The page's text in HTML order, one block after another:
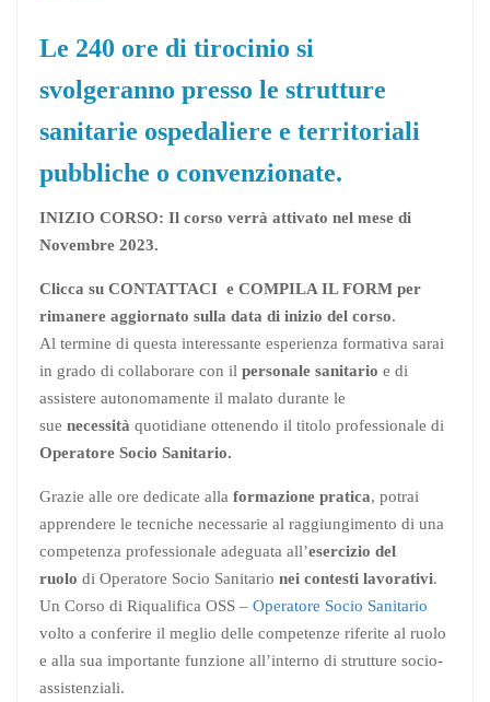
Le 240 ore di tirocinio si
svolgeranno presso le strutture
sanitarie ospedaliere e territoriali
pubbliche o convenzionate.
INIZIO CORSO: Il corso verrà attivato nel mese di
Novembre 2023.
Clicca su CONTATTACI e COMPILA IL FORM per
rimanere aggiornato sulla data di inizio del corso.
Al termine di questa interessante esperienza formativa sarai
in grado di collaborare con il personale sanitario e di
assistere autonomamente il malato durante le
sue necessità quotidiane ottenendo il titolo professionale di
Operatore Socio Sanitario.
Grazie alle ore dedicate alla formazione pratica, potrai
apprendere le tecniche necessarie al raggiungimento di una
competenza professionale adeguata all’esercizio del
ruolo di Operatore Socio Sanitario nei contesti lavorativi.
Un Corso di Riqualifica OSS – Operatore Socio Sanitario
volto a conferire il meglio delle competenze riferite al ruolo
e alla sua importante funzione all’interno di strutture socio-
assistenziali.